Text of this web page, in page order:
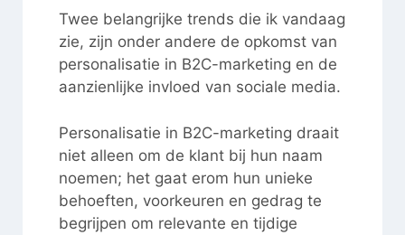
Twee belangrijke trends die ik vandaag
zie, zijn onder andere de opkomst van
personalisatie in B2C-marketing en de
aanzienlijke invloed van sociale media.
Personalisatie in B2C-marketing draait
niet alleen om de klant bij hun naam
noemen; het gaat erom hun unieke
behoeften, voorkeuren en gedrag te
begrijpen om relevante en tijdige